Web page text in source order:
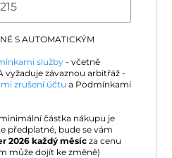
S AUTOMATICKÝM
služby - včetně
vyžaduje závaznou arbitřáž -
zrušení účtu a Podmínkami
částka nákupu je
předplatné, bude se vám
2026 každý měsíc za cenu
může dojít ke změně)